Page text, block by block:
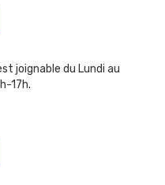
joignable du Lundi au
17h.